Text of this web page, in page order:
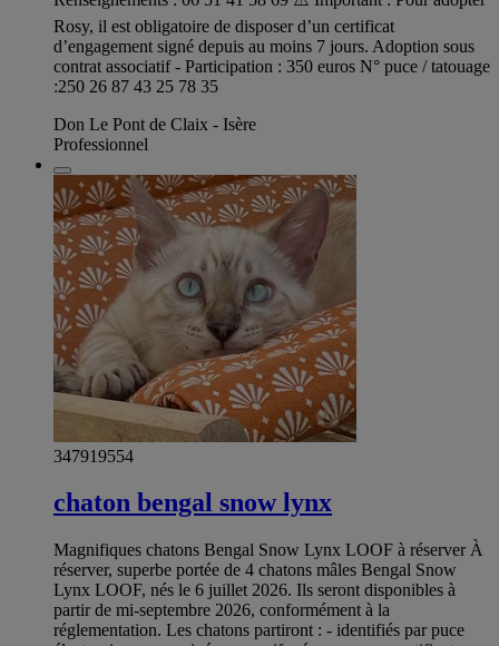
Rosy, il est obligatoire de disposer d’un certificat
d’engagement signé depuis au moins 7 jours. Adoption sous
contrat associatif - Participation : 350 euros N° puce / tatouage
:250 26 87 43 25 78 35
Don Le Pont de Claix - Isère
Professionnel
347919554
chaton bengal snow lynx
Magnifiques chatons Bengal Snow Lynx LOOF à réserver À
réserver, superbe portée de 4 chatons mâles Bengal Snow
Lynx LOOF, nés le 6 juillet 2026. Ils seront disponibles à
partir de mi-septembre 2026, conformément à la
réglementation. Les chatons partiront : - identifiés par puce